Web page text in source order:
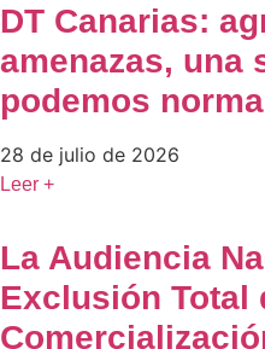
DT Canarias:
amenazas, una
podemos
28 de julio de 2026
Leer +
La Audiencia
Exclusión Total